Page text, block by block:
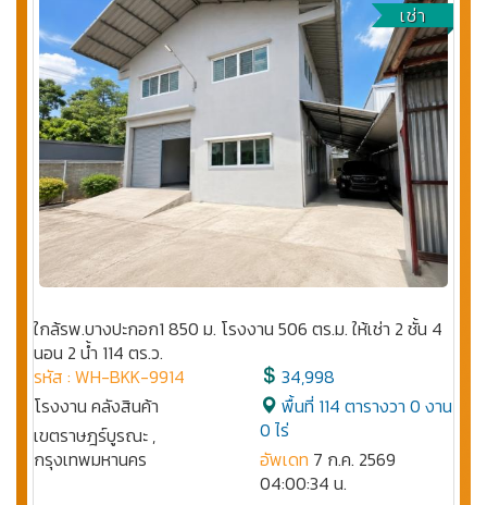
เช่า
ใกล้รพ.บางปะกอก1 850 ม. โรงงาน 506 ตร.ม. ให้เช่า 2 ชั้น 4
นอน 2 น้ำ 114 ตร.ว.
รหัส : WH-BKK-9914
โรงงาน คลังสินค้า
เขตราษฎร์บูรณะ ,
กรุงเทพมหานคร
34,998
พื้นที่ 114 ตารางวา 0 งาน
0 ไร่
อัพเดท 7 ก.ค. 2569
04:00:34 น.